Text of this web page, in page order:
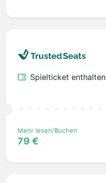
Spielticket enthalten
Mehr lesen/Buchen
79 €